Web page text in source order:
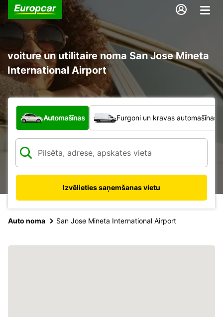
voiture un utilitaire noma San Jose Mineta
International Airport
Kāda veida transportlīdzeklis?
Automašīnas Furgoni un kravas automašīnas
Izvēlieties saņemšanas vietu
Auto noma San Jose Mineta International Airport